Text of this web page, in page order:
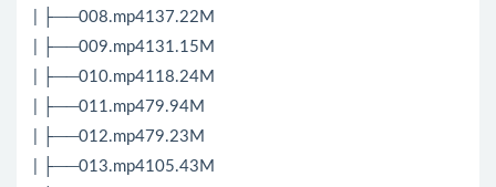
| ├──008.mp4137.22M
| ├──009.mp4131.15M
| ├──010.mp4118.24M
| ├──011.mp479.94M
| ├──012.mp479.23M
| ├──013.mp4105.43M